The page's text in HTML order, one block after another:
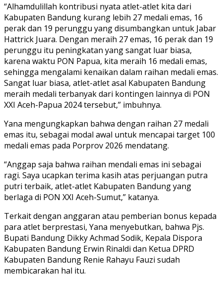
“Alhamdulillah kontribusi nyata atlet-atlet kita dari
Kabupaten Bandung kurang lebih 27 medali emas, 16
perak dan 19 perunggu yang disumbangkan untuk Jabar
Hattrick Juara. Dengan meraih 27 emas, 16 perak dan 19
perunggu itu peningkatan yang sangat luar biasa,
karena waktu PON Papua, kita meraih 16 medali emas,
sehingga mengalami kenaikan dalam raihan medali emas.
Sangat luar biasa, atlet-atlet asal Kabupaten Bandung
meraih medali terbanyak dari kontingen lainnya di PON
XXI Aceh-Papua 2024 tersebut,” imbuhnya.
Yana mengungkapkan bahwa dengan raihan 27 medali
emas itu, sebagai modal awal untuk mencapai target 100
medali emas pada Porprov 2026 mendatang.
“Anggap saja bahwa raihan mendali emas ini sebagai
ragi. Saya ucapkan terima kasih atas perjuangan putra
putri terbaik, atlet-atlet Kabupaten Bandung yang
berlaga di PON XXI Aceh-Sumut,” katanya.
Terkait dengan anggaran atau pemberian bonus kepada
para atlet berprestasi, Yana menyebutkan, bahwa Pjs.
Bupati Bandung Dikky Achmad Sodik, Kepala Dispora
Kabupaten Bandung Erwin Rinaldi dan Ketua DPRD
Kabupaten Bandung Renie Rahayu Fauzi sudah
membicarakan hal itu.